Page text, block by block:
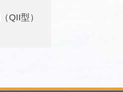
QII型）